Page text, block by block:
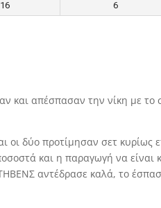
16 6
και απέσπασαν την νίκη με το
δύο προτίμησαν σετ κυρίως
και η παραγωγή να είναι
αντέδρασε καλά, το